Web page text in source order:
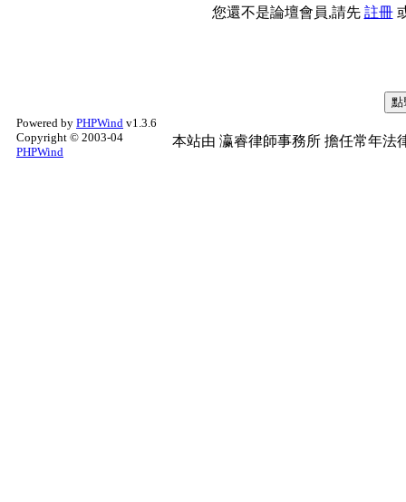
您還不是論壇會員,請先 註冊
Powered by PHPWind v1.3.6
Copyright © 2003-04
PHPWind
本站由 瀛睿律師事務所 擔任常年法